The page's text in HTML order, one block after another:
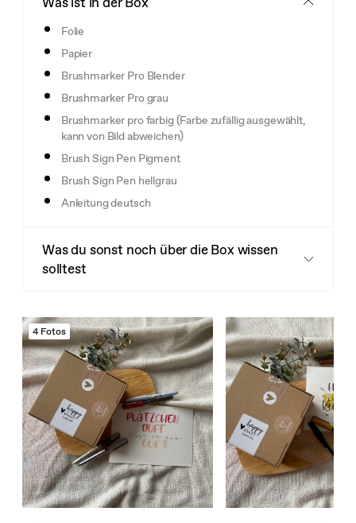
Folie
Papier
Brushmarker Pro Blender
Brushmarker Pro grau
Brushmarker pro farbig (Farbe zufällig ausgewählt,
kann von Bild abweichen)
Brush Sign Pen Pigment
Brush Sign Pen hellgrau
Anleitung deutsch
Was du sonst noch über die Box wissen
solltest
4 Fotos